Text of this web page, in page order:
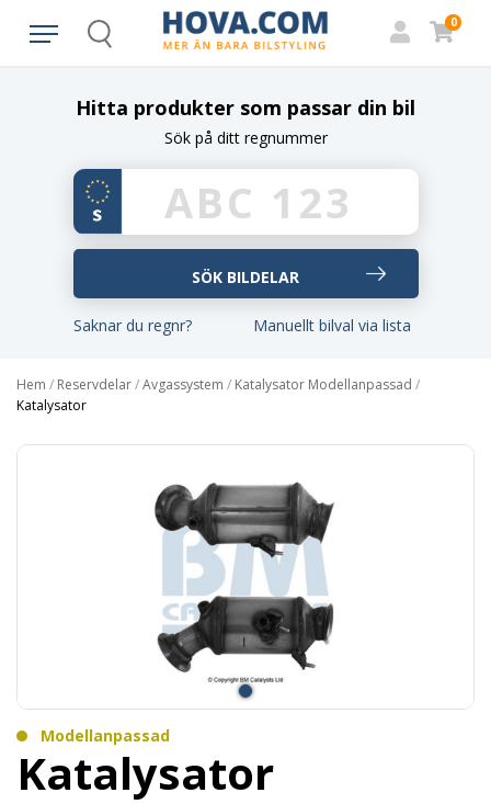
Search
0
Hitta produkter som passar din bil
Sök på ditt regnummer
Saknar du regnr? Manuellt bilval via lista
Hem / Reservdelar/Avgassystem / Katalysator Modellanpassad /
Katalysator
Modellanpassad
Katalysator